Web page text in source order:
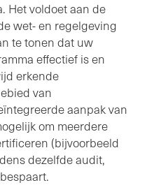
Het voldoet aan de
wet- en regelgeving
te tonen dat uw
effectief is en
erkende
van
aanpak van
om meerdere
(bijvoorbeeld
dezelfde audit,